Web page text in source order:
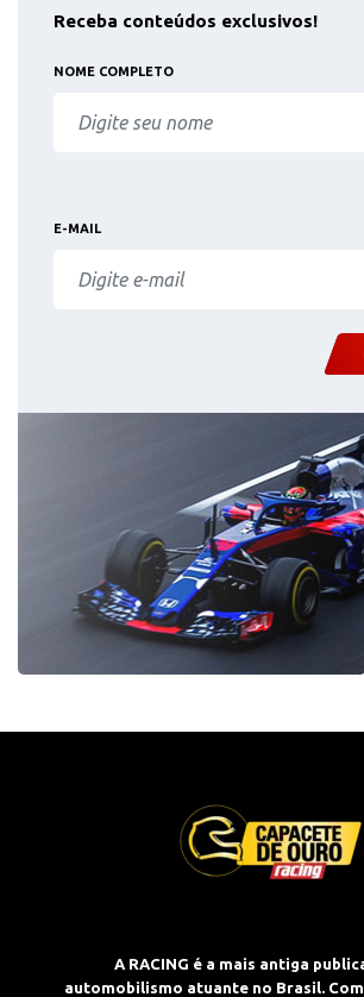
Receba conteúdos exclusivos!
NOME COMPLETO
E-MAIL
A RACING é a mais antiga
automobilismo atuante no Brasil.